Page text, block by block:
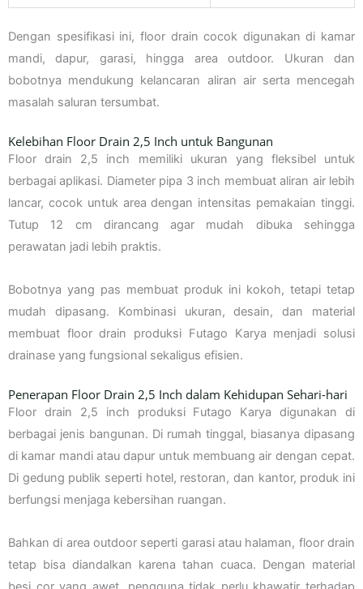
Dengan spesifikasi ini, floor drain cocok digunakan di kamar
mandi, dapur, garasi, hingga area outdoor. Ukuran dan
bobotnya mendukung kelancaran aliran air serta mencegah
masalah saluran tersumbat.
Kelebihan Floor Drain 2,5 Inch untuk Bangunan
Floor drain 2,5 inch memiliki ukuran yang fleksibel untuk
berbagai aplikasi. Diameter pipa 3 inch membuat aliran air lebih
lancar, cocok untuk area dengan intensitas pemakaian tinggi.
Tutup 12 cm dirancang agar mudah dibuka sehingga
perawatan jadi lebih praktis.
Bobotnya yang pas membuat produk ini kokoh, tetapi tetap
mudah dipasang. Kombinasi ukuran, desain, dan material
membuat floor drain produksi Futago Karya menjadi solusi
drainase yang fungsional sekaligus efisien.
Penerapan Floor Drain 2,5 Inch dalam Kehidupan Sehari-hari
Floor drain 2,5 inch produksi Futago Karya digunakan di
berbagai jenis bangunan. Di rumah tinggal, biasanya dipasang
di kamar mandi atau dapur untuk membuang air dengan cepat.
Di gedung publik seperti hotel, restoran, dan kantor, produk ini
berfungsi menjaga kebersihan ruangan.
Bahkan di area outdoor seperti garasi atau halaman, floor drain
tetap bisa diandalkan karena tahan cuaca. Dengan material